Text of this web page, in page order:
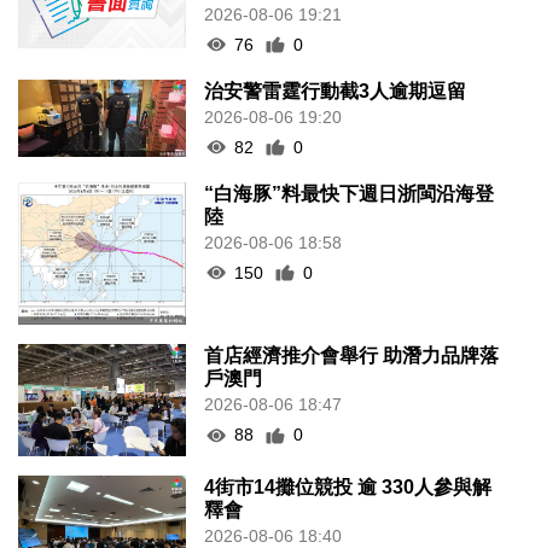
2026-08-06 19:21
76
0
治安警雷霆行動截3人逾期逗留
2026-08-06 19:20
82
0
“白海豚”料最快下週日浙閩沿海登
陸
2026-08-06 18:58
150
0
首店經濟推介會舉行 助潛力品牌落
戶澳門
2026-08-06 18:47
88
0
4街市14攤位競投 逾 330人參與解
釋會
2026-08-06 18:40